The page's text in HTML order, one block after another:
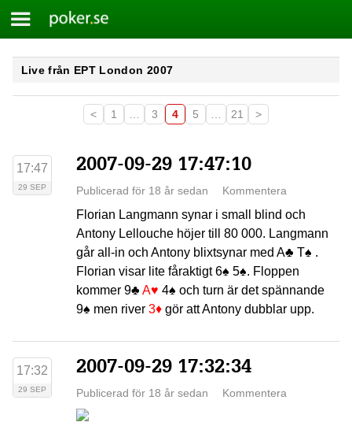
Skip
Meny
Poker.se
Live från EPT London 2007
< 1 3 4 5 21 >
17:47
29 SEP
2007-09-29 17:47:10
Publicerad för 18 år sedan Kommentera
Florian Langmann synar i small blind och
Antony Lellouche höjer till 80 000. Langmann
går all-in och Antony blixtsynar med A♣ T♠ .
Florian visar lite fåraktigt6♠ 5♠. Floppen
kommer 9♣ A♥ 4♠ och turn är det spännande
9♠ men river 3♦gör att Antony dubblar upp.
17:32
29 SEP
2007-09-29 17:32:34
Publicerad för 18 år sedan Kommentera